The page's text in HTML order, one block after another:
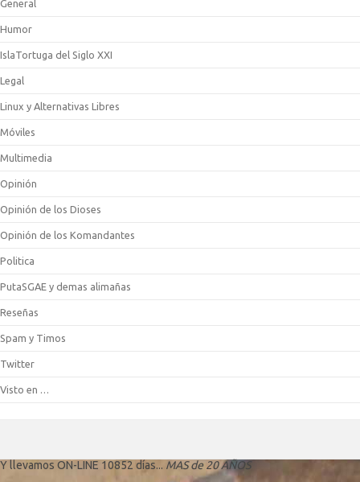
General
Humor
IslaTortuga del Siglo XXI
Legal
Linux y Alternativas Libres
Móviles
Multimedia
Opinión
Opinión de los Dioses
Opinión de los Komandantes
Politica
PutaSGAE y demas alimañas
Reseñas
Spam y Timos
Twitter
Visto en …
Y llevamos ON-LINE 10852 días... MAS de 20 AÑOS